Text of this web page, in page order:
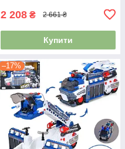
2 208 ₴ 2 661 ₴
Купити
–17%